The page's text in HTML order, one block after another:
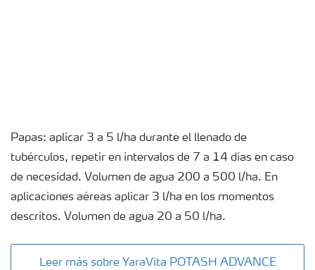
Papas: aplicar 3 a 5 l/ha durante el llenado de
tubérculos, repetir en intervalos de 7 a 14 días en caso
de necesidad. Volumen de agua 200 a 500 l/ha. En
aplicaciones aéreas aplicar 3 l/ha en los momentos
descritos. Volumen de agua 20 a 50 l/ha.
Leer más sobre YaraVita POTASH ADVANCE